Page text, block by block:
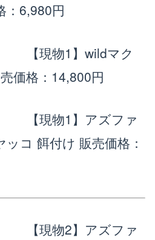
：6,980円
【現物1】wildマク
価格：14,800円
【現物1】アズファ
ッコ 餌付け 販売価格：
【現物2】アズファ